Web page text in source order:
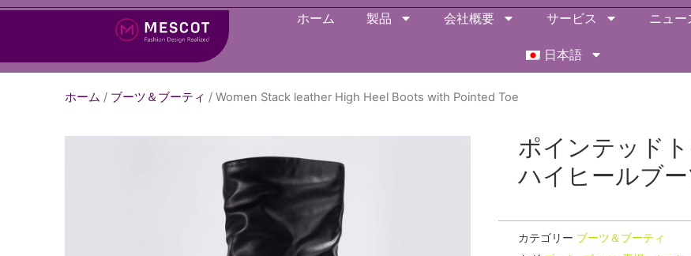
ホーム 製品 会社概要 サービス ニュー
日本語
ホーム / ブーツ＆ブーティ / Women Stack leather High Heel Boots with Pointed Toe
ポインテッド
ハイヒールブ
カテゴリー ブーツ＆ブーティ